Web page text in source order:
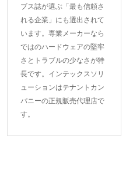
ブス誌が選ぶ「最も信頼さ
れる企業」にも選出されて
います。専業メーカーなら
ではのハードウェアの堅牢
さとトラブルの少なさが特
長です。インテックスソリ
ューションはテナントカン
パニーの正規販売代理店で
す。